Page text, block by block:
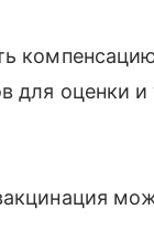
для оценки